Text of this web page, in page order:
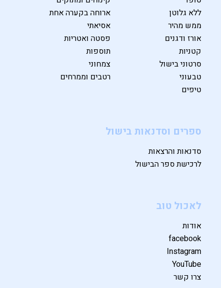
ללא גלוטן
ארוחה בקערה אחת
ממש מהיר
אסיאתי
אורז ודגנים
פסטה ואטריות
קטניות
תוספות
סרטוני בישול
צמחוני
טבעוני
רטבים וממרחים
טיפים
ספרים וסדנאות בישול
סדנאות והרצאות
לרכישת ספר הבישול
לאכול טוב
אודות
facebook
Instagram
YouTube
צרו קשר